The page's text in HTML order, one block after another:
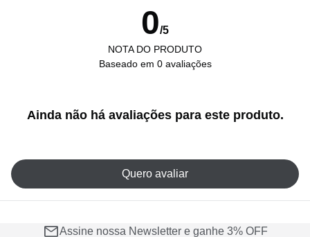
0/5
NOTA DO PRODUTO
Baseado em 0 avaliações
Ainda não há avaliações para este produto.
Quero avaliar
Assine nossa Newsletter e ganhe 3% OFF